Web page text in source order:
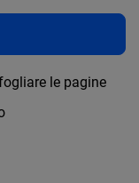
le pagine